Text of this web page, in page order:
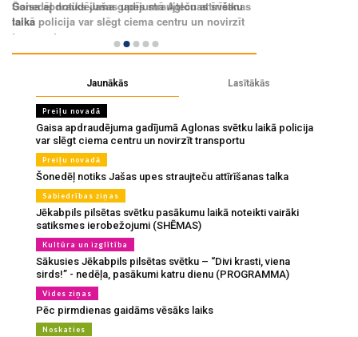
Jaunākās Lasītākās
Preiļu novadā
Gaisa apdraudējuma gadījumā Aglonas svētku laikā policija
var slēgt ciema centru un novirzīt transportu
Preiļu novadā
Šonedēļ notiks Jašas upes straujteču attīrīšanas talka
Sabiedrības ziņas
Jēkabpils pilsētas svētku pasākumu laikā noteikti vairāki
satiksmes ierobežojumi (SHĒMAS)
Kultūra un izglītība
Sākusies Jēkabpils pilsētas svētku – “Divi krasti, viena
sirds!” - nedēļa, pasākumi katru dienu (PROGRAMMA)
Vides ziņas
Pēc pirmdienas gaidāms vēsāks laiks
Noskaties